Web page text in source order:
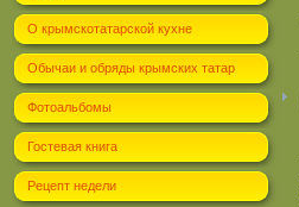
О крымскотатарской кухне
Обычаи и обряды крымских татар
Фотоальбомы
Гостевая книга
Рецепт недели